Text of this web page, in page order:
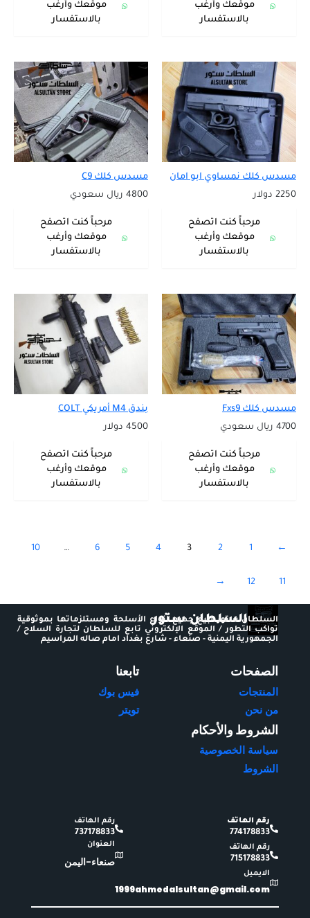
موقعك وأرغب
بالاستفسار
موقعك وأرغب
بالاستفسار
مسدس كلك نمساوي ابو امان
2250 دولار
مرحباً كنت اتصفح
موقعك وأرغب
بالاستفسار
مسدس كلك C9
4800 ريال سعودي
مرحباً كنت اتصفح
موقعك وأرغب
بالاستفسار
مسدس كلك Fxs9
4700 ريال سعودي
مرحباً كنت اتصفح
موقعك وأرغب
بالاستفسار
بندق M4 أمريكي COLT
4500 دولار
مرحباً كنت اتصفح
موقعك وأرغب
بالاستفسار
→
1
2
3
4
5
6
…
10
11
12
←
السلطان ستور
السلطان ستور لبيع جميع أنواع الأسلحة ومستلزماتها بموثوقية
تواكب التطور / الموقع الإلكتروني تابع للسلطان لتجارة السلاح /
الجمهورية اليمنية - صنعاء - شارع بغداد امام صاله المراسيم
الصفحات
المنتجات
من نحن
تابعنا
فيس بوك
تويتر
الشروط والأحكام
سياسة الخصوصية
الشروط
رقم الهاتف
774178833
رقم الهاتف
737178833
رقم الهاتف
715178833
العنوان
صنعاء-اليمن
الايميل
1999ahmedalsultan@gmail.com